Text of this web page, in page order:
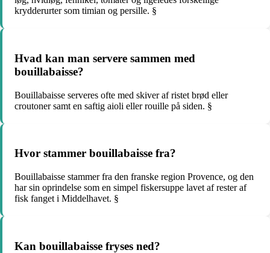
krydderurter som timian og persille. §
Hvad kan man servere sammen med
bouillabaisse?
Bouillabaisse serveres ofte med skiver af ristet brød eller
croutoner samt en saftig aioli eller rouille på siden. §
Hvor stammer bouillabaisse fra?
Bouillabaisse stammer fra den franske region Provence, og den
har sin oprindelse som en simpel fiskersuppe lavet af rester af
fisk fanget i Middelhavet. §
Kan bouillabaisse fryses ned?